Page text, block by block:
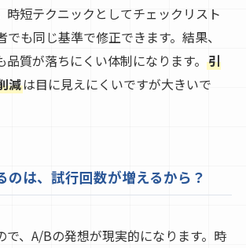
時短テクニックとしてチェックリスト
も同じ基準で修正できます。結果、
質が落ちにくい体制になります。 引
減は目に見えにくいですが大きいで
のは、試行回数が増えるから？
で、A/Bの発想が現実的になります。時